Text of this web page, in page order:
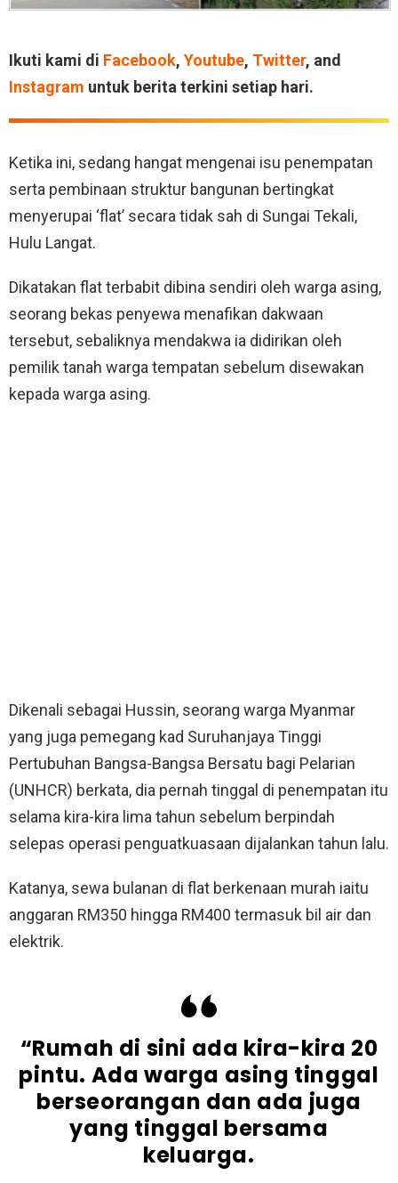
Ikuti kami di Facebook, Youtube, Twitter, and
Instagram untuk berita terkini setiap hari.
Ketika ini, sedang hangat mengenai isu penempatan
serta pembinaan struktur bangunan bertingkat
menyerupai ‘flat’ secara tidak sah di Sungai Tekali,
Hulu Langat.
Dikatakan flat terbabit dibina sendiri oleh warga asing,
seorang bekas penyewa menafikan dakwaan
tersebut, sebaliknya mendakwa ia didirikan oleh
pemilik tanah warga tempatan sebelum disewakan
kepada warga asing.
Dikenali sebagai Hussin, seorang warga Myanmar
yang juga pemegang kad Suruhanjaya Tinggi
Pertubuhan Bangsa-Bangsa Bersatu bagi Pelarian
(UNHCR) berkata, dia pernah tinggal di penempatan itu
selama kira-kira lima tahun sebelum berpindah
selepas operasi penguatkuasaan dijalankan tahun lalu.
Katanya, sewa bulanan di flat berkenaan murah iaitu
anggaran RM350 hingga RM400 termasuk bil air dan
elektrik.
“Rumah di sini ada kira-kira 20
pintu. Ada warga asing tinggal
berseorangan dan ada juga
yang tinggal bersama
keluarga.